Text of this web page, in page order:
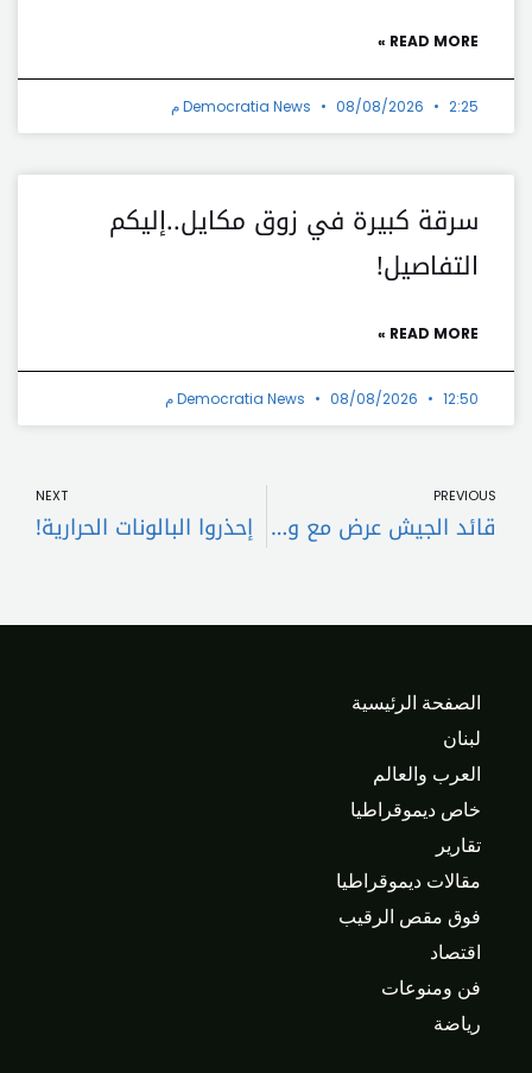
READ MORE »
Democratia News 08/08/2026 2:25 م
سرقة كبيرة في زوق مكايل..إليكم
التفاصيل!
READ MORE »
Democratia News 08/08/2026 12:50 م
PREVIOUS
قائد الجيش عرض مع وزيرة الخارجية الألمانية للتطوّرات
NEXT
إحذروا البالونات الحرارية!
الصفحة الرئيسية
لبنان
العرب والعالم
خاص ديموقراطيا
تقارير
مقالات ديموقراطيا
فوق مقص الرقيب
اقتصاد
فن ومنوعات
رياضة